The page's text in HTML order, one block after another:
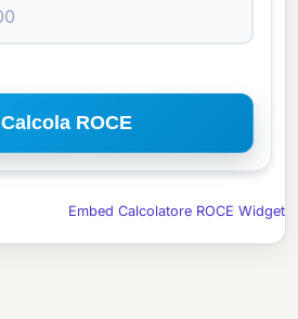
Calcola ROCE
Embed Calcolatore ROCE Widget